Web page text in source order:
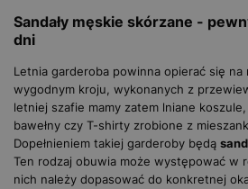
Sandały męskie skórzane -
dni
Letnia garderoba powinna opierać się na
wygodnym kroju, wykonanych z
letniej szafie mamy zatem lniane
bawełny czy T-shirty zrobione z
Dopełnieniem takiej garderoby będą
Ten rodzaj obuwia może występować w
nich należy dopasować do konkretnej